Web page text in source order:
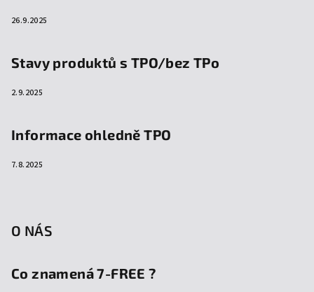
26.9.2025
Stavy produktů s TPO/bez TPo
2.9.2025
Informace ohledně TPO
7.8.2025
O NÁS
Co znamená 7-FREE ?